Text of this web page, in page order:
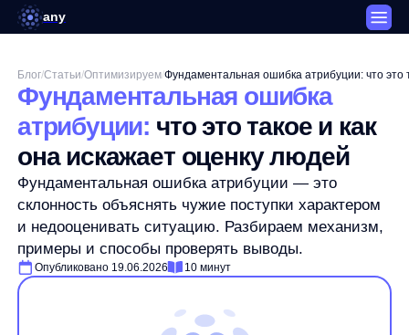
any
Фундаментальная ошибка
атрибуции:что это такое и как
она искажает оценку людей
Фундаментальная ошибка атрибуции — это
склонность объяснять чужие поступки характером
и недооценивать ситуацию. Разбираем механизм,
примеры и способы проверять выводы.
Опубликовано 19.06.2026 10 минут